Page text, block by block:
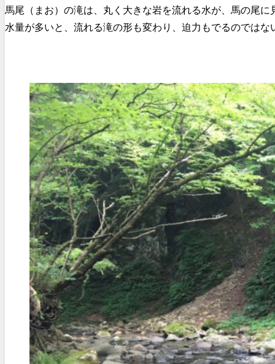
馬尾（まお）の滝は、丸く大きな岩を流れる水が、馬の尾
水量が多いと、流れる滝の形も変わり、迫力もでるのではな